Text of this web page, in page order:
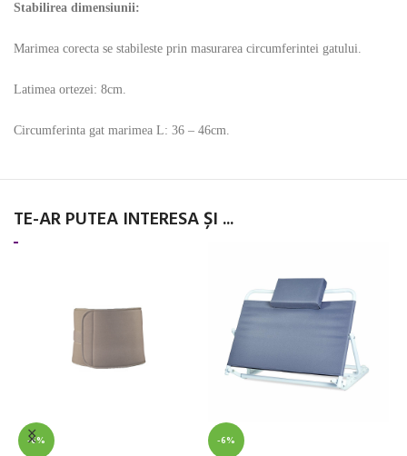
Stabilirea dimensiunii:
Marimea corecta se stabileste prin masurarea circumferintei gatului.
Latimea ortezei: 8cm.
Circumferinta gat marimea L: 36 – 46cm.
TE-AR PUTEA INTERESA ȘI ...
-6% -6%